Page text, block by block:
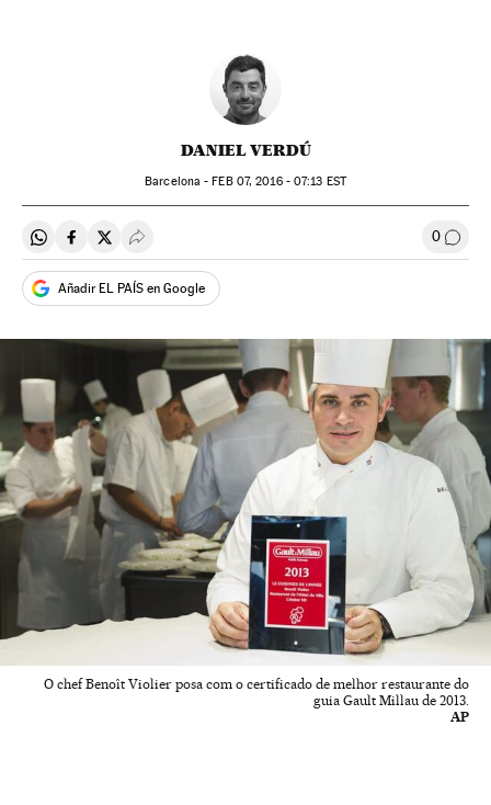
DANIEL VERDÚ
Barcelona -FEB07, 2016 - 07:13 EST
Compartir en Whatsapp
Compartir en Facebook
Compartir en Twitter
Desplegar Redes Sociales 0
Añadir EL PAÍS en Google
O chef Benoît Violier posa com o certificado de melhor restaurante do
guia Gault Millau de 2013.
AP